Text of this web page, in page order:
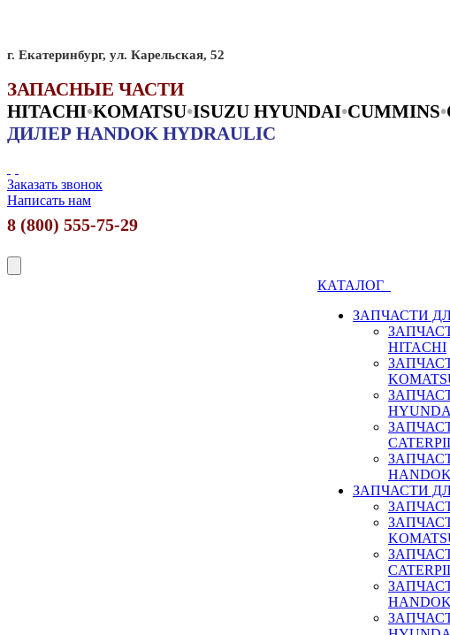
г. Екатеринбург, ул. Карельская, 52
ЗАПАСНЫЕ ЧАСТИ
HITACHI•KOMATSU•ISUZU HYUNDAI•CUMMINS•
ДИЛЕР HANDOK HYDRAULIC
Заказать звонок
Написать нам
8 (800) 555-75-29
КАТАЛОГ
ЗАПЧАСТИ
HITACHI
ЗАПЧАСТИ